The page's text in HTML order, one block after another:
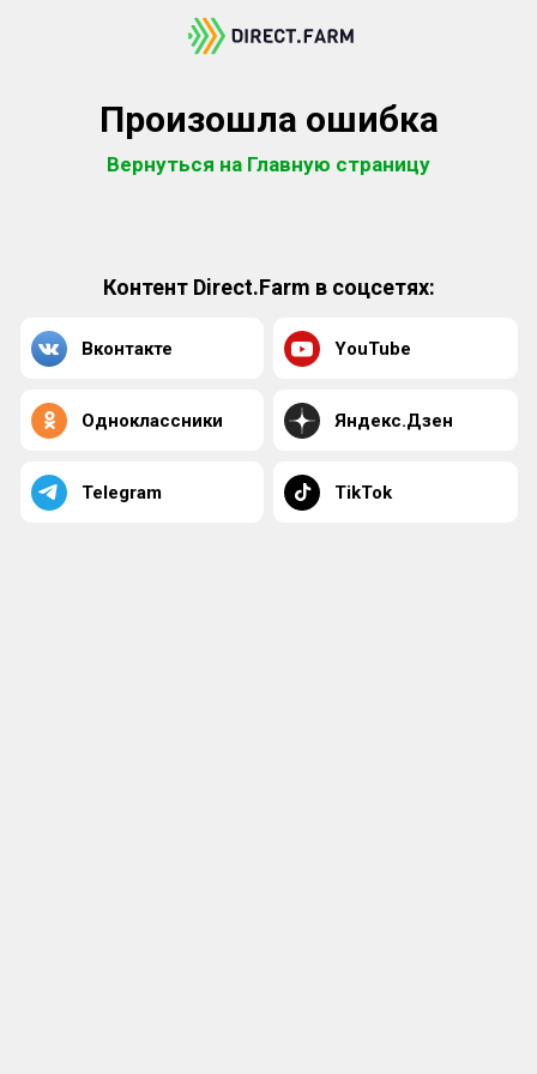
Произошла ошибка
Вернуться на Главную страницу
Контент Direct.Farm в соцсетях:
Вконтакте YouTube
Одноклассники Яндекс.Дзен
Telegram TikTok